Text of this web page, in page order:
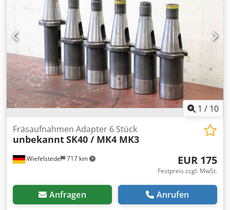
1 / 10
Wiefelstede 717 km
Fräsaufnahmen Adapter 6 Stück
unbekanntSK40 / MK4 MK3
EUR 175
Festpreis zzgl. MwSt.
Anfragen Anrufen